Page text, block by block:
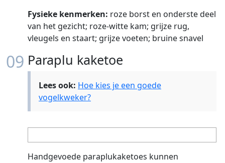
Fysieke kenmerken: roze borst en onderste deel
van het gezicht; roze-witte kam; grijze rug,
vleugels en staart; grijze voeten; bruine snavel
09 Paraplu kaketoe
Lees ook: Hoe kies je een goede
vogelkweker?
Handgevoede paraplukaketoes kunnen